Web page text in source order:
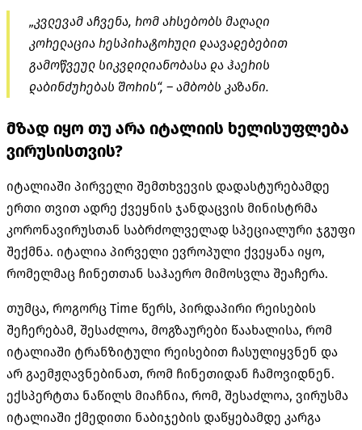
„კვლევამ აჩვენა, რომ არსებობს მაღალი
კორელაცია რესპირატორული დაავადებებით
გამოწვეულ სიკვდილიანობასა და ჰაერის
დაბინძურებას შორის“, – ამბობს კაზანი.
მზად იყო თუ არა იტალიის ხელისუფლება
ვირუსისთვის?
იტალიაში პირველი შემთხვევის დადასტურებამდე
ერთი თვით ადრე ქვეყნის ჯანდაცვის მინისტრმა
კორონავირუსთან საბრძოლველად სპეციალური ჯგუფი
შექმნა. იტალია პირველი ევროპული ქვეყანა იყო,
რომელმაც ჩინეთთან საჰაერო მიმოსვლა შეაჩერა.
თუმცა, როგორც Time წერს, პირდაპირი რეისების
შეჩერებამ, შესაძლოა, მოგზაურები წაახალისა, რომ
იტალიაში ტრანზიტული რეისებით ჩასულიყვნენ და
არ გაემჟღავნებინათ, რომ ჩინეთიდან ჩამოვიდნენ.
ექსპერტთა ნაწილს მიაჩნია, რომ, შესაძლოა, ვირუსმა
იტალიაში ქმედითი ნაბიჯების დაწყებამდე კარგა